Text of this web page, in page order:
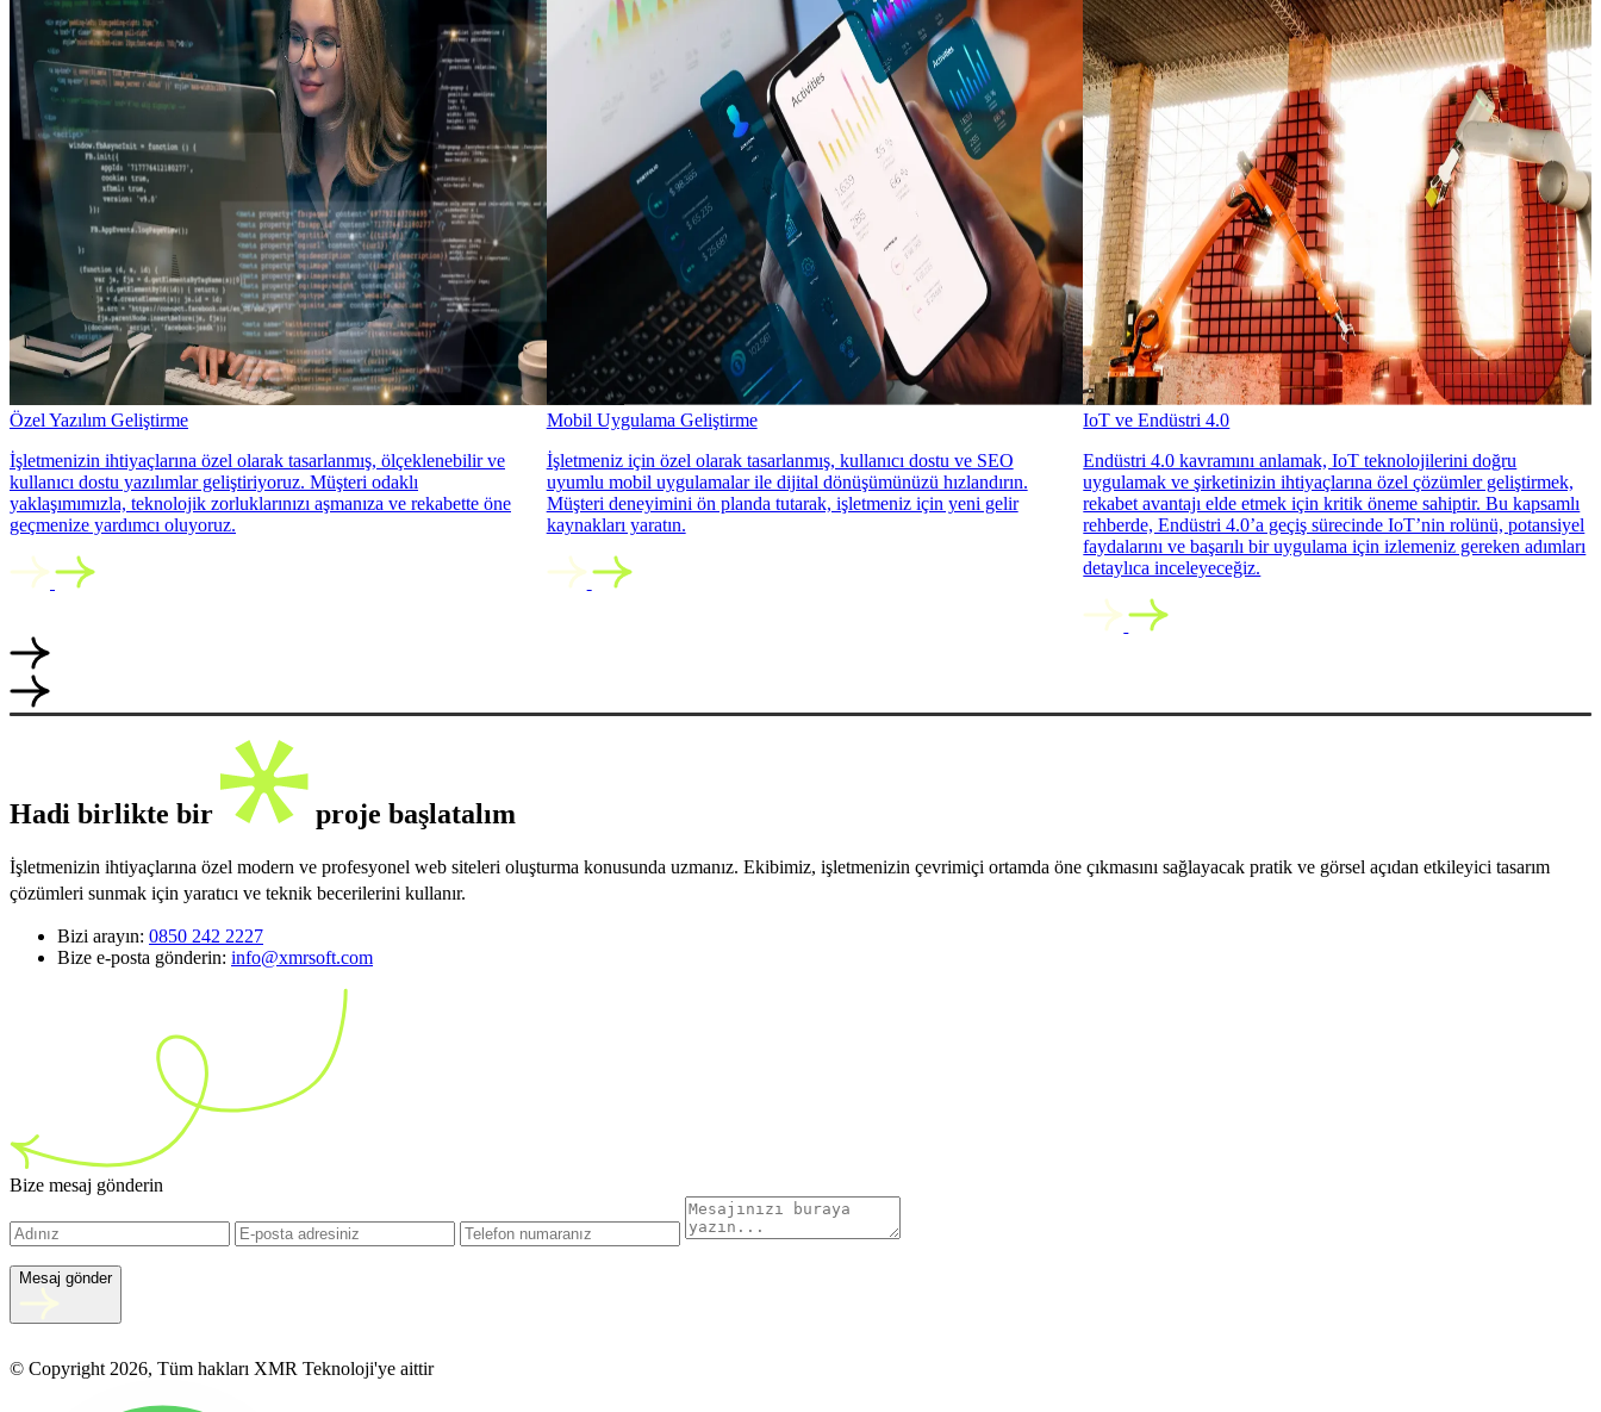
Özel Yazılım Geliştirme
İşletmenizin ihtiyaçlarına özel olarak tasarlanmış, ölçeklenebilir ve
kullanıcı dostu yazılımlar geliştiriyoruz. Müşteri odaklı
yaklaşımımızla, teknolojik zorluklarınızı aşmanıza ve rekabette öne
geçmenize yardımcı oluyoruz.
Mobil Uygulama Geliştirme
İşletmeniz için özel olarak tasarlanmış, kullanıcı dostu ve SEO
uyumlu mobil uygulamalar ile dijital dönüşümünüzü hızlandırın.
Müşteri deneyimini ön planda tutarak, işletmeniz için yeni gelir
kaynakları yaratın.
IoT ve Endüstri 4.0
Endüstri 4.0 kavramını anlamak, IoT teknolojilerini doğru
uygulamak ve şirketinizin ihtiyaçlarına özel çözümler geliştirmek,
rekabet avantajı elde etmek için kritik öneme sahiptir. Bu kapsamlı
rehberde, Endüstri 4.0’a geçiş sürecinde IoT’nin rolünü, potansiyel
faydalarını ve başarılı bir uygulama için izlemeniz gereken adımları
detaylıca inceleyeceğiz.
Hadi birlikte bir proje başlatalım
İşletmenizin ihtiyaçlarına özel modern ve profesyonel web siteleri oluşturma konusunda uzmanız. Ekibimiz, işletmenizin çevrimiçi ortamda öne çıkmasını sağlayacak pratik ve görsel açıdan etkileyici tasarım
çözümleri sunmak için yaratıcı ve teknik becerilerini kullanır.
Bizi arayın: 0850 242 2227
Bize e-posta gönderin: info@xmrsoft.com
Bize mesaj gönderin
Mesaj gönder
© Copyright 2026, Tüm hakları XMR Teknoloji'ye aittir